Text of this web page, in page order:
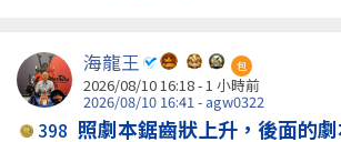
海龍王 包
2026/08/10 16:18 -1 小時前
2026/08/10 16:41 - agw0322
398 照劇本鋸齒狀上升，後面的